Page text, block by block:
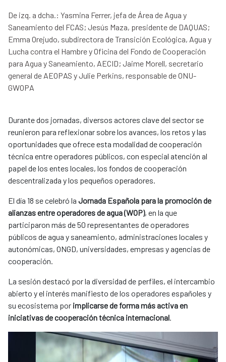
De izq. a dcha.: Yasmina Ferrer, jefa de Área de Agua y
Saneamiento del FCAS; Jesús Maza, presidente de DAQUAS;
Emma Orejudo, subdirectora de Transición Ecológica, Agua y
Lucha contra el Hambre y Oficina del Fondo de Cooperación
para Agua y Saneamiento, AECID; Jaime Morell, secretario
general de AEOPAS y Julie Perkins, responsable de ONU-
GWOPA
Durante dos jornadas, diversos actores clave del sector se
reunieron para reflexionar sobre los avances, los retos y las
oportunidades que ofrece esta modalidad de cooperación
técnica entre operadores públicos, con especial atención al
papel de los entes locales, los fondos de cooperación
descentralizada y los pequeños operadores.
El día 18 se celebró la Jornada Española para la promoción de
alianzas entre operadores de agua (WOP), en la que
participaron más de 50 representantes de operadores
públicos de agua y saneamiento, administraciones locales y
autonómicas, ONGD, universidades, empresas y agencias de
cooperación.
La sesión destacó por la diversidad de perfiles, el intercambio
abierto y el interés manifiesto de los operadores españoles y
su ecosistema por implicarse de forma más activa en
iniciativas de cooperación técnica internacional